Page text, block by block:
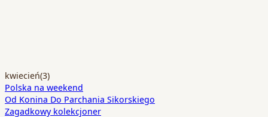
kwiecień(3)
Polska na weekend
Od Konina Do Parchania Sikorskiego
Zagadkowy kolekcjoner